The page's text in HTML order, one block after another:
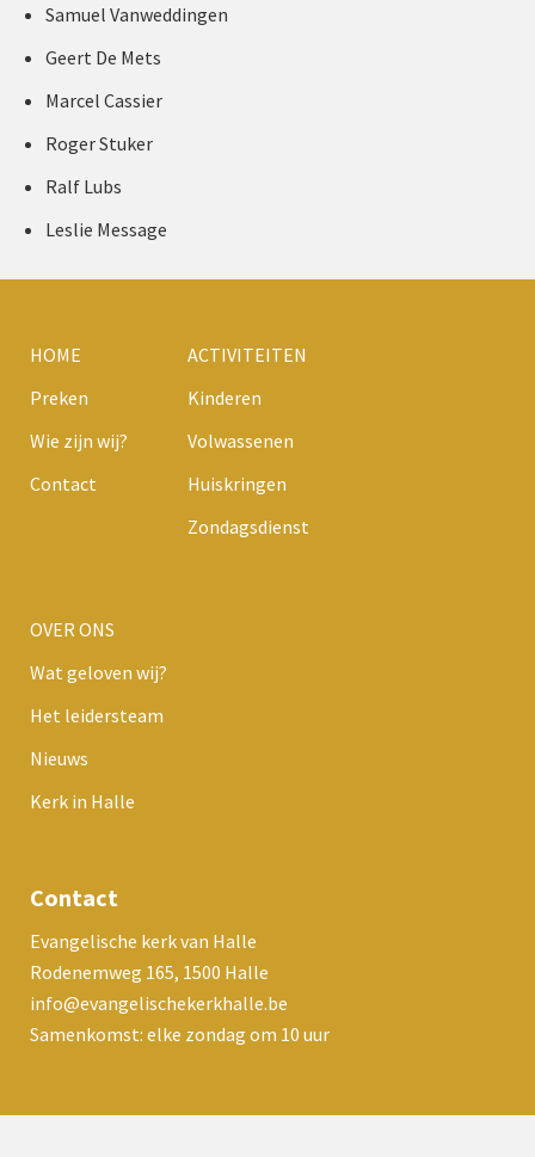
Samuel Vanweddingen
Geert De Mets
Marcel Cassier
Roger Stuker
Ralf Lubs
Leslie Message
HOME
Preken
Wie zijn wij?
Contact
ACTIVITEITEN
Kinderen
Volwassenen
Huiskringen
Zondagsdienst
OVER ONS
Wat geloven wij?
Het leidersteam
Nieuws
Kerk in Halle
Contact
Evangelische kerk van Halle
Rodenemweg 165, 1500 Halle
info@evangelischekerkhalle.be
Samenkomst: elke zondag om 10 uur